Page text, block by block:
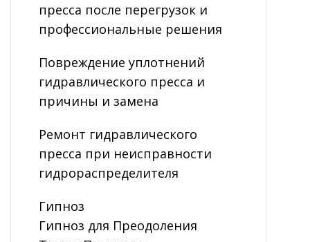
пресса после перегрузок и
профессиональные решения
Повреждение уплотнений
гидравлического пресса и
причины и замена
Ремонт гидравлического
пресса при неисправности
гидрораспределителя
Гипноз
Гипноз для Преодоления